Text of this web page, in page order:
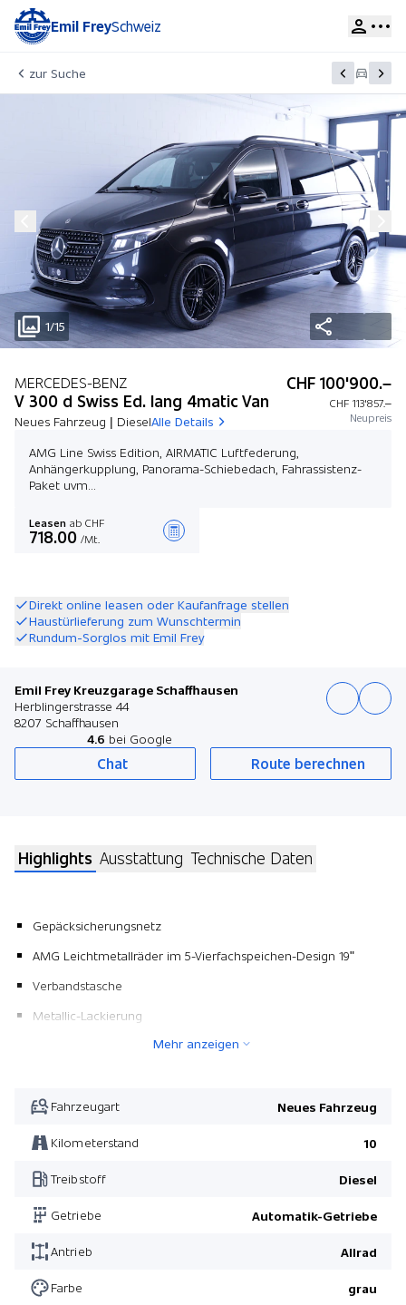
Emil FreySchweiz
zur Suche
1/15
MERCEDES-BENZ
V 300 d Swiss Ed. lang 4matic Van
Neues Fahrzeug | DieselAlle Details
CHF 100'900.–
CHF 113'857.–
Neupreis
AMG Line Swiss Edition, AIRMATIC Luftfederung,
Anhängerkupplung, Panorama-Schiebedach, Fahrassistenz-
Paket uvm...
Leasen ab CHF
718.00 /Mt.
Direkt online leasen oder Kaufanfrage stellen
Haustürlieferung zum Wunschtermin
Rundum-Sorglos mit Emil Frey
Emil Frey Kreuzgarage Schaffhausen
Herblingerstrasse 44
8207 Schaffhausen
4.6 bei Google
Chat Route berechnen
Highlights Ausstattung Technische Daten
Gepäcksicherungsnetz
AMG Leichtmetallräder im 5-Vierfachspeichen-Design 19"
Verbandstasche
Metallic-Lackierung
Panorama-Schiebedach
AMG Zierelemente
Zwei Hauptschlüssel zusätzlich
Anhängerkupplung Kugelkopf abnehmbar
AIRMATIC Luftfederung
Vorderachse mit erhöhter Traglast
Mehr anzeigen
Fahrzeugart Neues Fahrzeug
Kilometerstand 10
Treibstoff Diesel
Getriebe Automatik-Getriebe
Antrieb Allrad
Farbe grau